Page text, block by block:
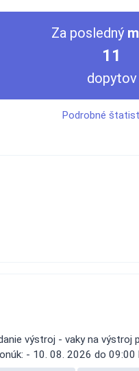
Za posledný
11
dopytov
Podrobné
výstroj - vaky na
- 10. 08. 2026 do 09:00